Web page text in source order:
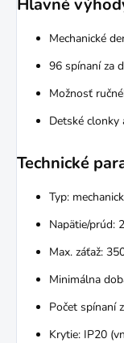
Mechanické
96 spínaní za
Možnosť
Detské clonky
Technické
Typ:
Napätie/prúd:
Max. záťaž:
Minimálna
Počet spínaní
Krytie: IP20